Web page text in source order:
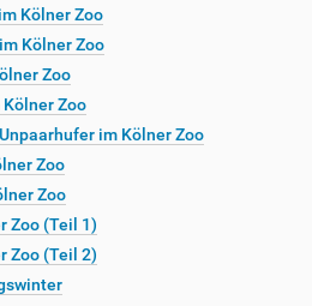
Kölner Zoo
Kölner Zoo
Zoo
Zoo
im Kölner Zoo
Zoo
Zoo
Zoo (Teil 1)
Zoo (Teil 2)